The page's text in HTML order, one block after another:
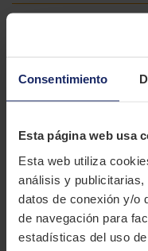
Consentimiento
Esta página web usa
Esta web utiliza
análisis y
datos de conexión y/o
de navegación para
estadísticas del uso
Mejora tu experiencia
rodadura que no solo
sino también una
un patrón de banda de
agarre y despierta la
clásicas,
envidiable en las curvas
trayecto por la isla.